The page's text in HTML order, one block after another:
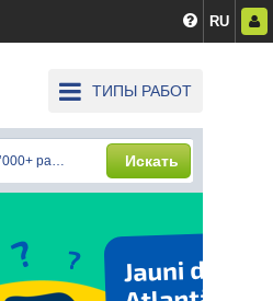
RU
ТИПЫ РАБОТ
Искать